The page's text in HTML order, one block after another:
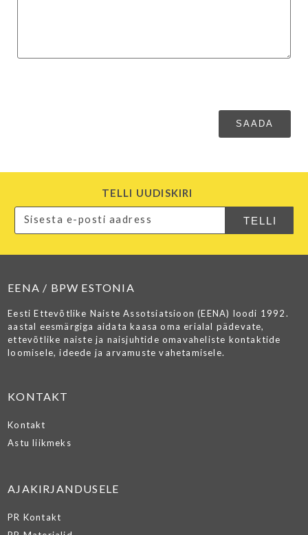
TELLI UUDISKIRI
EENA / BPW ESTONIA
Eesti Ettevõtlike Naiste Assotsiatsioon (EENA) loodi 1992.
aastal eesmärgiga aidata kaasa oma erialal pädevate,
ettevõtlike naiste ja naisjuhtide omavaheliste kontaktide
loomisele, ideede ja arvamuste vahetamisele.
KONTAKT
Kontakt
Astu liikmeks
AJAKIRJANDUSELE
PR Kontakt